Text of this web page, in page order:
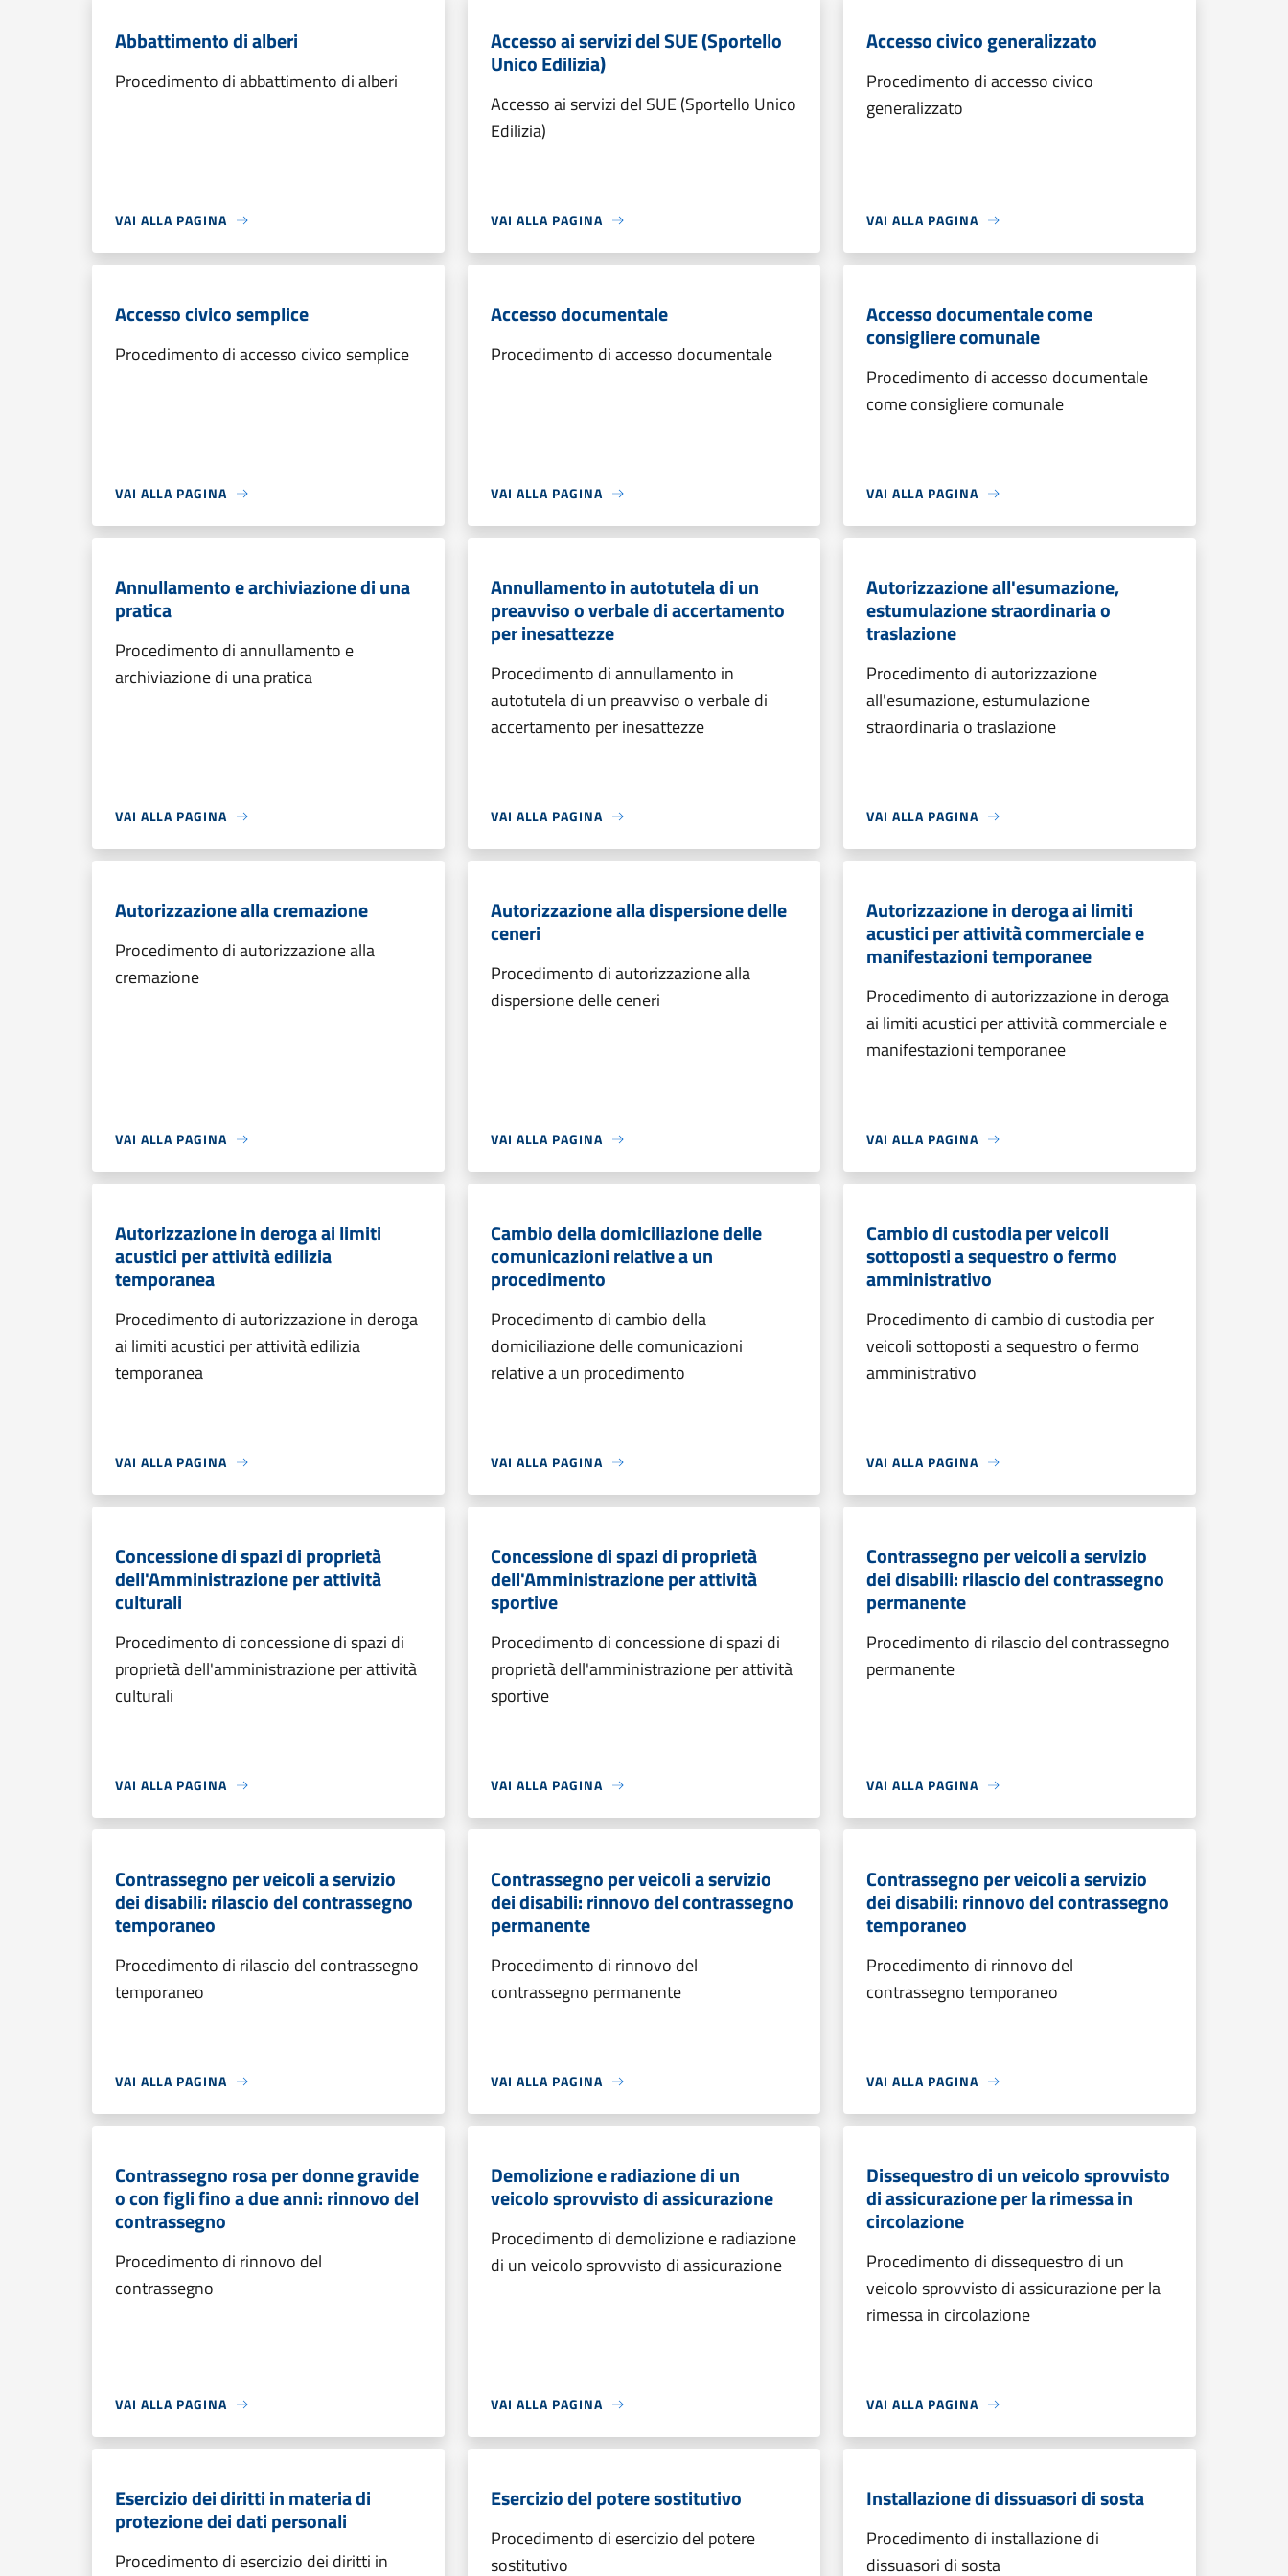
Abbattimento di alberi
Procedimento di abbattimento di alberi
VAI ALLA PAGINA
Accesso ai servizi del SUE (Sportello
Unico Edilizia)
Accesso ai servizi del SUE (Sportello Unico
Edilizia)
VAI ALLA PAGINA
Accesso civico generalizzato
Procedimento di accesso civico
generalizzato
VAI ALLA PAGINA
Accesso civico semplice
Procedimento di accesso civico semplice
VAI ALLA PAGINA
Accesso documentale
Procedimento di accesso documentale
VAI ALLA PAGINA
Accesso documentale come
consigliere comunale
Procedimento di accesso documentale
come consigliere comunale
VAI ALLA PAGINA
Annullamento e archiviazione di una
pratica
Procedimento di annullamento e
archiviazione di una pratica
VAI ALLA PAGINA
Annullamento in autotutela di un
preavviso o verbale di accertamento
per inesattezze
Procedimento di annullamento in
autotutela di un preavviso o verbale di
accertamento per inesattezze
VAI ALLA PAGINA
Autorizzazione all'esumazione,
estumulazione straordinaria o
traslazione
Procedimento di autorizzazione
all'esumazione, estumulazione
straordinaria o traslazione
VAI ALLA PAGINA
Autorizzazione alla cremazione
Procedimento di autorizzazione alla
cremazione
VAI ALLA PAGINA
Autorizzazione alla dispersione delle
ceneri
Procedimento di autorizzazione alla
dispersione delle ceneri
VAI ALLA PAGINA
Autorizzazione in deroga ai limiti
acustici per attività commerciale e
manifestazioni temporanee
Procedimento di autorizzazione in deroga
ai limiti acustici per attività commerciale e
manifestazioni temporanee
VAI ALLA PAGINA
Autorizzazione in deroga ai limiti
acustici per attività edilizia
temporanea
Procedimento di autorizzazione in deroga
ai limiti acustici per attività edilizia
temporanea
VAI ALLA PAGINA
Cambio della domiciliazione delle
comunicazioni relative a un
procedimento
Procedimento di cambio della
domiciliazione delle comunicazioni
relative a un procedimento
VAI ALLA PAGINA
Cambio di custodia per veicoli
sottoposti a sequestro o fermo
amministrativo
Procedimento di cambio di custodia per
veicoli sottoposti a sequestro o fermo
amministrativo
VAI ALLA PAGINA
Concessione di spazi di proprietà
dell'Amministrazione per attività
culturali
Procedimento di concessione di spazi di
proprietà dell'amministrazione per attività
culturali
VAI ALLA PAGINA
Concessione di spazi di proprietà
dell'Amministrazione per attività
sportive
Procedimento di concessione di spazi di
proprietà dell'amministrazione per attività
sportive
VAI ALLA PAGINA
Contrassegno per veicoli a servizio
dei disabili: rilascio del contrassegno
permanente
Procedimento di rilascio del contrassegno
permanente
VAI ALLA PAGINA
Contrassegno per veicoli a servizio
dei disabili: rilascio del contrassegno
temporaneo
Procedimento di rilascio del contrassegno
temporaneo
VAI ALLA PAGINA
Contrassegno per veicoli a servizio
dei disabili: rinnovo del contrassegno
permanente
Procedimento di rinnovo del
contrassegno permanente
VAI ALLA PAGINA
Contrassegno per veicoli a servizio
dei disabili: rinnovo del contrassegno
temporaneo
Procedimento di rinnovo del
contrassegno temporaneo
VAI ALLA PAGINA
Contrassegno rosa per donne gravide
o con figli fino a due anni: rinnovo del
contrassegno
Procedimento di rinnovo del
contrassegno
VAI ALLA PAGINA
Demolizione e radiazione di un
veicolo sprovvisto di assicurazione
Procedimento di demolizione e radiazione
di un veicolo sprovvisto di assicurazione
VAI ALLA PAGINA
Dissequestro di un veicolo sprovvisto
di assicurazione per la rimessa in
circolazione
Procedimento di dissequestro di un
veicolo sprovvisto di assicurazione per la
rimessa in circolazione
VAI ALLA PAGINA
Esercizio dei diritti in materia di
protezione dei dati personali
Procedimento di esercizio dei diritti in
Esercizio del potere sostitutivo
Procedimento di esercizio del potere
sostitutivo
Installazione di dissuasori di sosta
Procedimento di installazione di
dissuasori di sosta